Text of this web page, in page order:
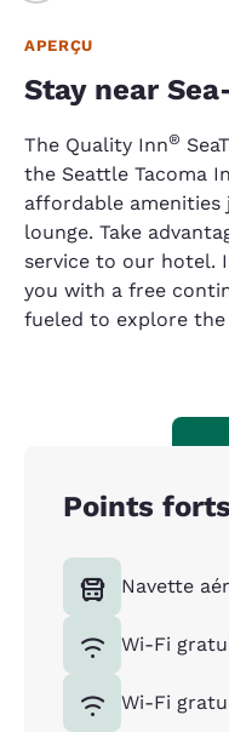
APERÇU
Stay near
The Quality Inn®
the Seattle Tacoma
affordable
lounge. Take
service to our hotel.
you with a free
fueled to explore
Points forts
Navette
Wi-Fi
Wi-Fi